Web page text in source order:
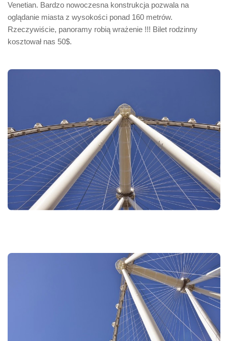
Venetian. Bardzo nowoczesna konstrukcja pozwala na
oglądanie miasta z wysokości ponad 160 metrów.
Rzeczywiście, panoramy robią wrażenie !!! Bilet rodzinny
kosztował nas 50$.